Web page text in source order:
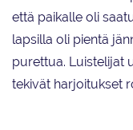
että paikalle oli
lapsilla oli pientä
purettua. Luistelijat
tekivät harjoitukset